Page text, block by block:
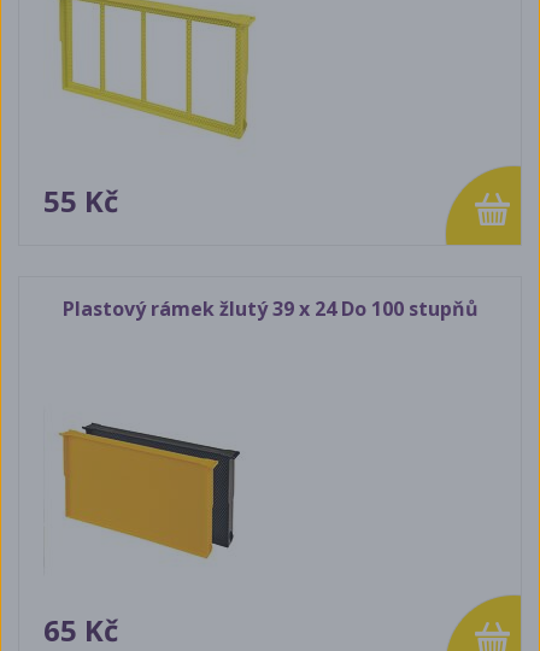
55 Kč
Plastový rámek žlutý 39 x 24 Do 100 stupňů
65 Kč